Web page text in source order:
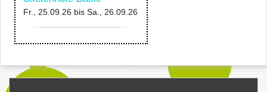
Fr., 25.09.26 bis Sa., 26.09.26